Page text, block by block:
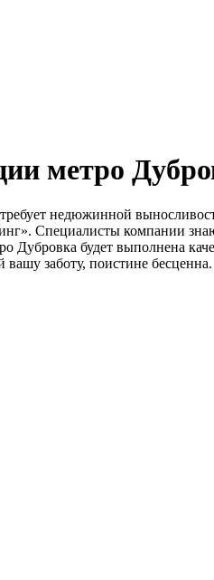
метро
недюжинной
Специалисты компании
Дубровка будет выполнена
заботу, поистине бесценна.